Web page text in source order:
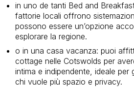
in uno de tanti Bed and
fattorie locali offrono
possono essere un’opzione
esplorare la regione.
o in una casa vacanza: puoi
cottage nelle Cotswolds per
intima e indipendente, ideale per
chi vuole più spazio e privacy.